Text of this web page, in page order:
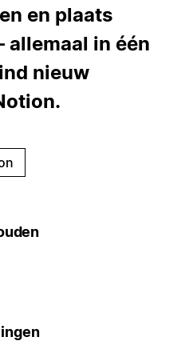
en plaats
allemaal in één
nieuw